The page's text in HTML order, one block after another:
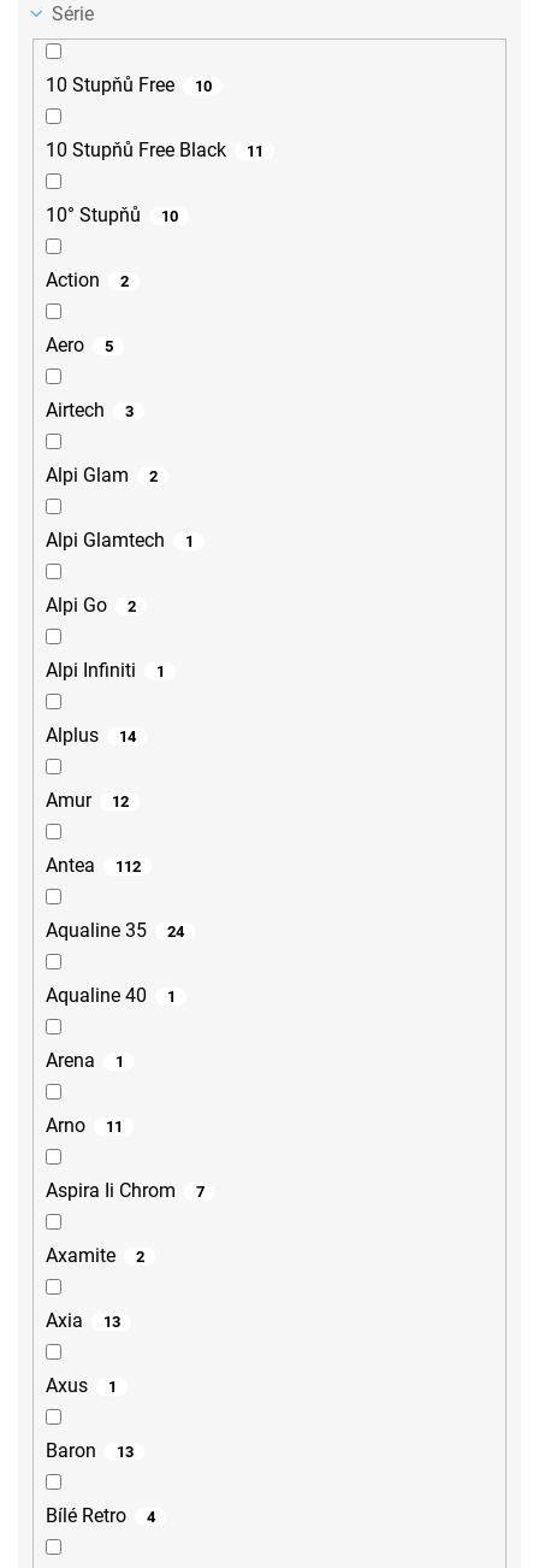
Série
10 Stupňů Free 10
10 Stupňů Free Black 11
10° Stupňů 10
Action 2
Aero 5
Airtech 3
Alpi Glam 2
Alpi Glamtech 1
Alpi Go 2
Alpi Infiniti 1
Alplus 14
Amur 12
Antea 112
Aqualine 35 24
Aqualine 40 1
Arena 1
Arno 11
Aspira Ii Chrom 7
Axamite 2
Axia 13
Axus 1
Baron 13
Bílé Retro 4